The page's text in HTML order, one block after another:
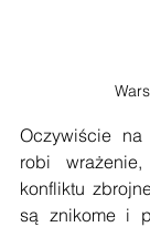
Oczywiście
robi
konfliktu
są znikome i